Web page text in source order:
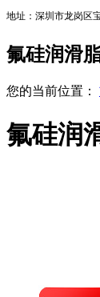
地址：深圳市龙岗区
氟硅润滑
您的当前位置：
氟硅润